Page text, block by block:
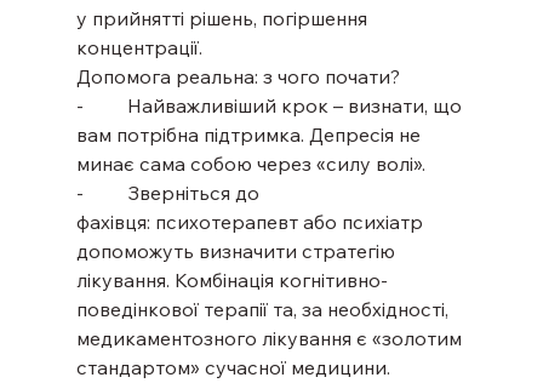
у прийнятті рішень, погіршення
концентрації.
Допомога реальна: з чого почати?
-         Найважливіший крок – визнати, що
вам потрібна підтримка. Депресія не
минає сама собою через «силу волі».
-         Зверніться до
фахівця: психотерапевт або психіатр
допоможуть визначити стратегію
лікування. Комбінація когнітивно-
поведінкової терапії та, за необхідності,
медикаментозного лікування є «золотим
стандартом» сучасної медицини.